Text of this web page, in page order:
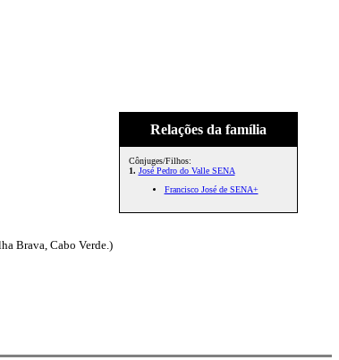
Relações da família
Cônjuges/Filhos:
1. José Pedro do Valle SENA
Francisco José de SENA+
Brava, Cabo Verde.)